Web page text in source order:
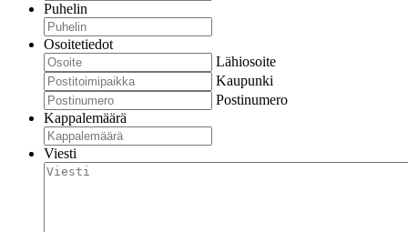
Puhelin
Osoitetiedot
Lähiosoite
Kaupunki
Postinumero
Kappalemäärä
Viesti